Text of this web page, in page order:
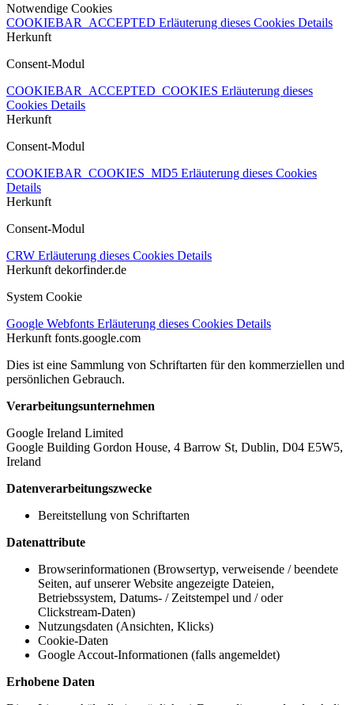
Notwendige Cookies
COOKIEBAR_ACCEPTED Erläuterung dieses Cookies Details
Herkunft
Consent-Modul
COOKIEBAR_ACCEPTED_COOKIES Erläuterung dieses
Cookies Details
Herkunft
Consent-Modul
COOKIEBAR_COOKIES_MD5 Erläuterung dieses Cookies
Details
Herkunft
Consent-Modul
CRW Erläuterung dieses Cookies Details
Herkunft dekorfinder.de
System Cookie
Google Webfonts Erläuterung dieses Cookies Details
Herkunft fonts.google.com
Dies ist eine Sammlung von Schriftarten für den kommerziellen und
persönlichen Gebrauch.
Verarbeitungsunternehmen
Google Ireland Limited
Google Building Gordon House, 4 Barrow St, Dublin, D04 E5W5,
Ireland
Datenverarbeitungszwecke
Bereitstellung von Schriftarten
Datenattribute
Browserinformationen (Browsertyp, verweisende / beendete
Seiten, auf unserer Website angezeigte Dateien,
Betriebssystem, Datums- / Zeitstempel und / oder
Clickstream-Daten)
Nutzungsdaten (Ansichten, Klicks)
Cookie-Daten
Google Accout-Informationen (falls angemeldet)
Erhobene Daten